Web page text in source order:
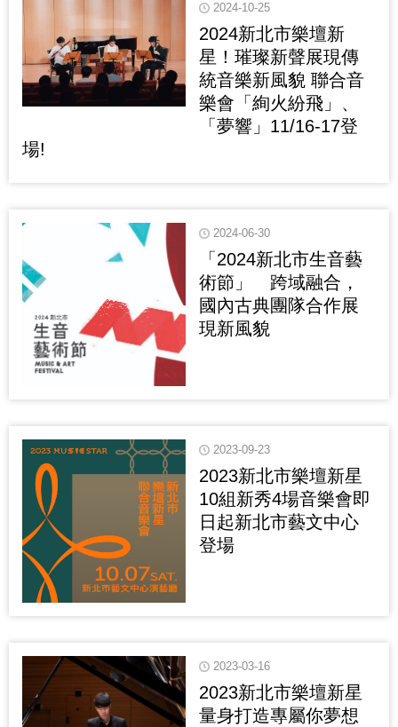
2024-10-25
2024新北市樂壇新
星！璀璨新聲展現傳
統音樂新風貌 聯合音
樂會「絢火紛飛」、
「夢響」11/16-17登
場!
2024-06-30
「2024新北市生音藝
術節」 跨域融合，
國內古典團隊合作展
現新風貌
2023-09-23
2023新北市樂壇新星
10組新秀4場音樂會即
日起新北市藝文中心
登場
2023-03-16
2023新北市樂壇新星
量身打造專屬你夢想